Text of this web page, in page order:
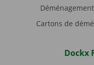
Cartons de
Dockx